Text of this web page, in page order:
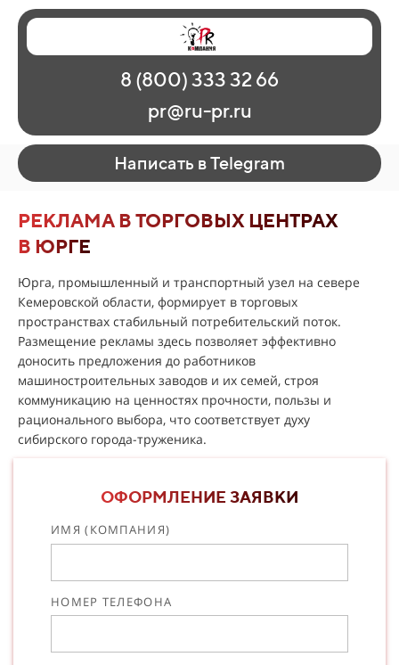
Главная
Наши работы
О рекламе
Регионы
Контакты
8 (800) 333 32 66
pr@ru-pr.ru
Написать в Telegram
РЕКЛАМА В ТОРГОВЫХ ЦЕНТРАХ
В ЮРГЕ
Юрга, промышленный и транспортный узел на севере
Кемеровской области, формирует в торговых
пространствах стабильный потребительский поток.
Размещение рекламы здесь позволяет эффективно
доносить предложения до работников
машиностроительных заводов и их семей, строя
коммуникацию на ценностях прочности, пользы и
рационального выбора, что соответствует духу
сибирского города-труженика.
ОФОРМЛЕНИЕ ЗАЯВКИ
ИМЯ (КОМПАНИЯ)
НОМЕР ТЕЛЕФОНА